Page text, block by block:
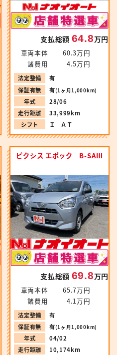
支払総額 64.8万円
車両本体
60.3万円
諸費用
4.5万円
法定整備
有
保証有無
有(1ヶ月1,000km)
年式
28/06
走行距離
33,999km
シフト
Ｉ ＡＴ
ピクシス エポック B-SAⅢ
支払総額 69.8万円
車両本体
65.7万円
諸費用
4.1万円
法定整備
有
保証有無
有(1ヶ月1,000km)
年式
04/02
走行距離
10,174km